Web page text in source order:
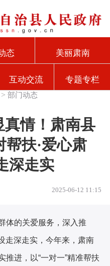
态 美丽肃南
互动交流 专题专栏
>部门动态
真情！肃南县
帮扶·爱心肃
深走实
2025-06-12 11:15
体的关爱服务，深入推
走深走实 ，今年来，肃南
推进，以“一对一”精准帮扶